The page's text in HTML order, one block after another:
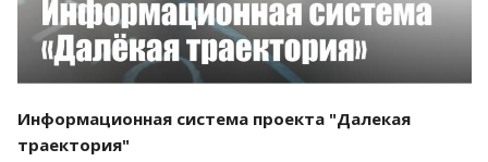
Информационная система проекта "Далекая
траектория"